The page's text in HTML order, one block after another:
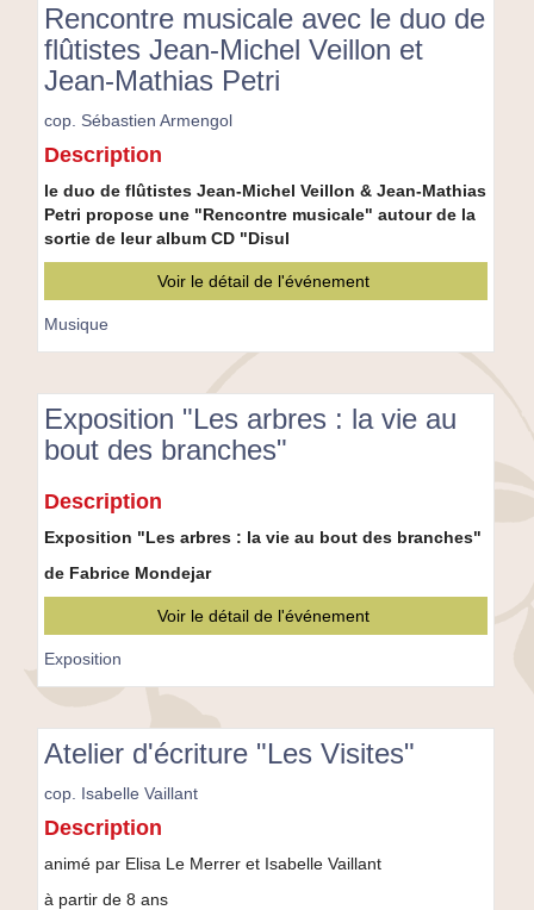
Rencontre musicale avec le duo de
flûtistes Jean-Michel Veillon et
Jean-Mathias Petri
cop. Sébastien Armengol
Rencontre
musicale
avec
le
duo
de
Michel
Veillon
Jean-
Mathias
Petri
Description
le duo de flûtistes Jean-Michel Veillon & Jean-Mathias
Petri propose une "Rencontre musicale" autour de la
sortie de leur album CD "Disul
Voir le détail de l'événement
Musique
Exposition "Les arbres : la vie au
bout des branches"
"Les
arbres
la
au
bout
Description
Exposition "Les arbres : la vie au bout des branches"
de Fabrice Mondejar
Voir le détail de l'événement
Exposition
Atelier d'écriture "Les Visites"
cop. Isabelle Vaillant
d'écriture
"Les
Description
animé par Elisa Le Merrer et Isabelle Vaillant
à partir de 8 ans